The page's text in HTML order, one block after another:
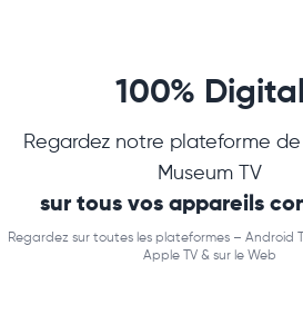
100% Digital
Regardez notre plateforme
Museum TV
sur tous vos appareils
Regardez sur toutes les plateformes – Android
Apple TV & sur le Web